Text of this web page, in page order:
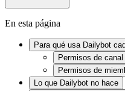
En esta página
Para qué usa Dailybot
Permisos de canal
Permisos de
Lo que Dailybot no hace